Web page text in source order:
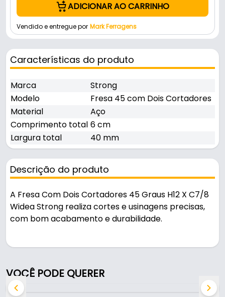
ADICIONAR AO CARRINHO
Vendido e entregue por Mark Ferragens
Características do produto
Marca
Strong
Modelo
Fresa 45 com Dois Cortadores
Material
Aço
Comprimento total 6 cm
Largura total
40 mm
Descrição do produto
A Fresa Com Dois Cortadores 45 Graus H12 X C7/8
Widea Strong realiza cortes e usinagens precisas,
com bom acabamento e durabilidade.
Fabricada em Aço, é resistente e durável no uso
diário.
VOCÊ PODE QUERER